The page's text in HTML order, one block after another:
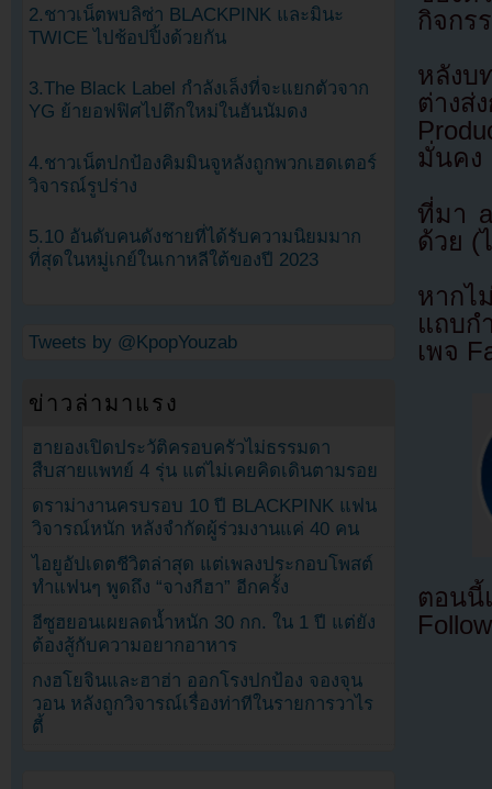
กิจกร
หลังบ
ต่างส่
มั่นคง
ที่มา
ด้วย (
หากไ
แถบก
เพจ
ตอนนี้
2.ชาวเน็ตพบลิซ่า BLACKPINK และมินะ
TWICE ไปช้อปปิ้งด้วยกัน
3.The Black Label กำลังเล็งที่จะแยกตัวจาก
YG ย้ายอฟฟิศไปตึกใหม่ในฮันนัมดง
4.ชาวเน็ตปกป้องคิมมินจูหลังถูกพวกเฮดเตอร์
วิจารณ์รูปร่าง
5.10 อันดับคนดังชายที่ได้รับความนิยมมาก
ที่สุดในหมู่เกย์ในเกาหลีใต้ของปี 2023
Tweets by @KpopYouzab
ข่าวล่ามาแรง
ฮายองเปิดประวัติครอบครัวไม่ธรรมดา
สืบสายแพทย์ 4 รุ่น แต่ไม่เคยคิดเดินตามรอย
ดราม่างานครบรอบ 10 ปี BLACKPINK แฟน
วิจารณ์หนัก หลังจำกัดผู้ร่วมงานแค่ 40 คน
ไอยูอัปเดตชีวิตล่าสุด แต่เพลงประกอบโพสต์
ทำแฟนๆ พูดถึง “จางกีฮา” อีกครั้ง
อีซูฮยอนเผยลดน้ำหนัก 30 กก. ใน 1 ปี แต่ยัง
ต้องสู้กับความอยากอาหาร
กงฮโยจินและฮาฮ่า ออกโรงปกป้อง จองจุน
วอน หลังถูกวิจารณ์เรื่องท่าทีในรายการวาไร
ตี้